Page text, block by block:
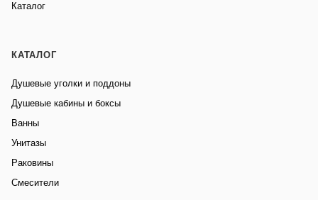
Каталог
КАТАЛОГ
Душевые уголки и поддоны
Душевые кабины и боксы
Ванны
Унитазы
Раковины
Смесители